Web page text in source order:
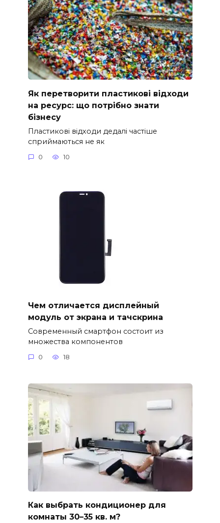
Як перетворити пластикові відходи
на ресурс: що потрібно знати
бізнесу
Пластикові відходи дедалі частіше
сприймаються не як
0 10
Чем отличается дисплейный
модуль от экрана и тачскрина
Современный смартфон состоит из
множества компонентов
0 18
Как выбрать кондиционер для
комнаты 30–35 кв. м?